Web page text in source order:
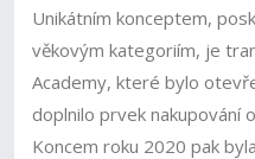
Unikátním konceptem,
věkovým kategoriím, je
Academy, které bylo
doplnilo prvek nakupování
Koncem roku 2020 pak